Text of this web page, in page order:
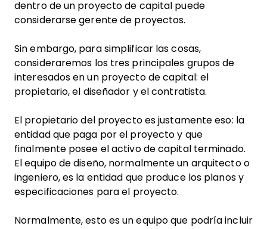
dentro de un proyecto de capital puede
considerarse gerente de proyectos.
Sin embargo, para simplificar las cosas,
consideraremos los tres principales grupos de
interesados en un proyecto de capital: el
propietario, el diseñador y el contratista.
El propietario del proyecto es justamente eso: la
entidad que paga por el proyecto y que
finalmente posee el activo de capital terminado.
El equipo de diseño, normalmente un arquitecto o
ingeniero, es la entidad que produce los planos y
especificaciones para el proyecto.
Normalmente, esto es un equipo que podría incluir